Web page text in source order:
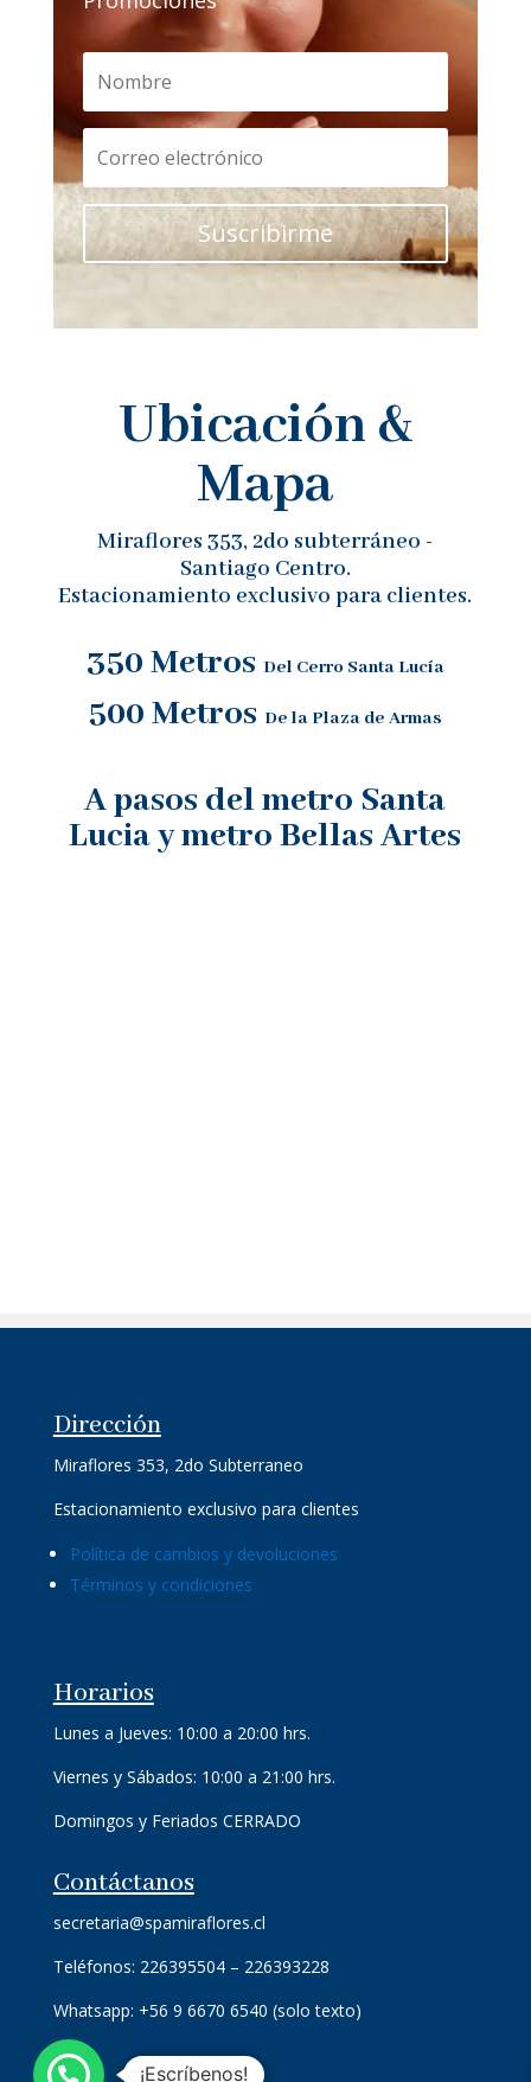
Suscribirme
Ubicación &
Mapa
Miraflores 353, 2do subterráneo -
Santiago Centro.
Estacionamiento exclusivo para clientes.
350 Metros Del Cerro Santa Lucía
500 MetrosDe la Plaza de Armas
A pasos del metro Santa
Lucia y metro Bellas Artes
Dirección
Miraflores 353, 2do Subterraneo
Estacionamiento exclusivo para clientes
Política de cambios y devoluciones
Términos y condiciones
Horarios
Lunes a Jueves: 10:00 a 20:00 hrs.
Viernes y Sábados: 10:00 a 21:00 hrs.
Domingos y Feriados CERRADO
Contáctanos
secretaria@spamiraflores.cl
Teléfonos: 226395504 – 226393228
Whatsapp: +56 9 6670 6540 (solo texto)
¡Escríbenos!